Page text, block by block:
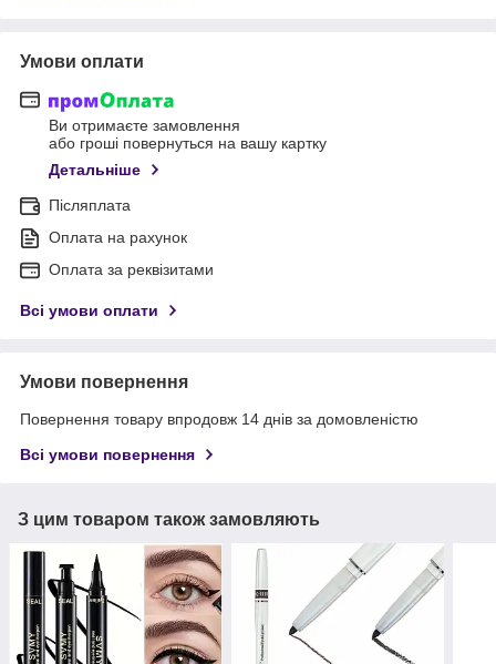
Умови оплати
Ви отримаєте замовлення
або гроші повернуться на вашу картку
Детальніше
Післяплата
Оплата на рахунок
Оплата за реквізитами
Всі умови оплати
Умови повернення
Повернення товару впродовж 14 днів за домовленістю
Всі умови повернення
З цим товаром також замовляють